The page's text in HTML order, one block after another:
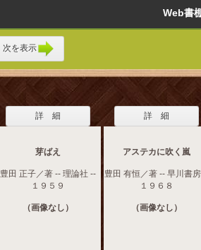
Web
次を表示
詳 細
芽ばえ
豊田 正子／著 -- 理論社 --
１９５９
（画像なし）
詳 細
アステカに吹く嵐
豊田 有恒／著 -- 早川書
１９６８
（画像なし）